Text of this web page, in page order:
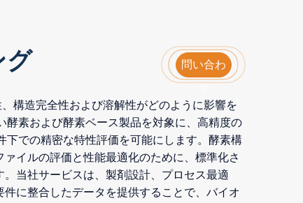
グ
問い合わ
せ
構造完全性および溶解性がどのように影響を
酵素および酵素ベース製品を対象に、高精度の
下での精密な特性評価を可能にします。酵素構
イルの評価と性能最適化のために、標準化さ
当社サービスは、製剤設計、プロセス最適
に整合したデータを提供することで、バイオ